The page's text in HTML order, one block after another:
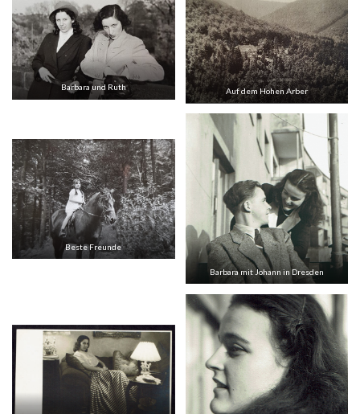
Barbara und Ruth Auf dem Hohen Arber
Beste Freunde
Barbara mit Johann in Dresden